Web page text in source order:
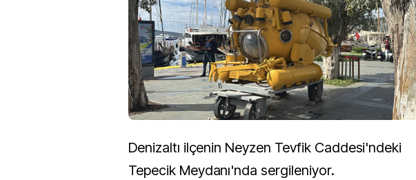
Denizaltı ilçenin Neyzen Tevfik Caddesi'ndeki
Tepecik Meydanı'nda sergileniyor.